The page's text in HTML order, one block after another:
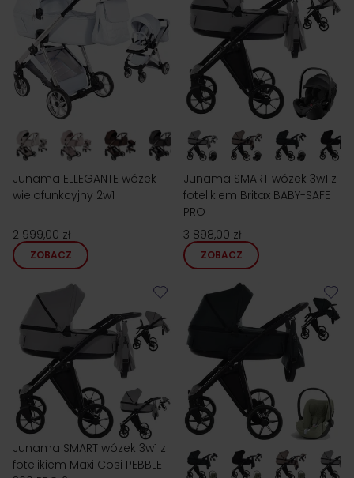
Junama ELLEGANTE wózek
wielofunkcyjny 2w1
2 999,00 zł
ZOBACZ
Junama SMART wózek 3w1 z
fotelikiem Britax BABY-SAFE
PRO
3 898,00 zł
ZOBACZ
Junama SMART wózek 3w1 z
fotelikiem Maxi Cosi PEBBLE